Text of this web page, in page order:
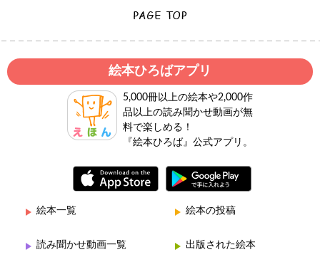
絵本ひろばアプリ
5,000冊以上の絵本や2,000作
品以上の読み聞かせ動画が無
料で楽しめる！
『絵本ひろば』公式アプリ。
絵本一覧 絵本の投稿
読み聞かせ動画一覧 出版された絵本